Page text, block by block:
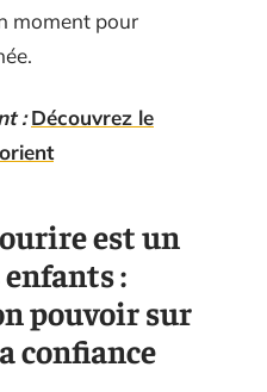
moment pour
: Découvrez le
est un
:
pouvoir sur
confiance